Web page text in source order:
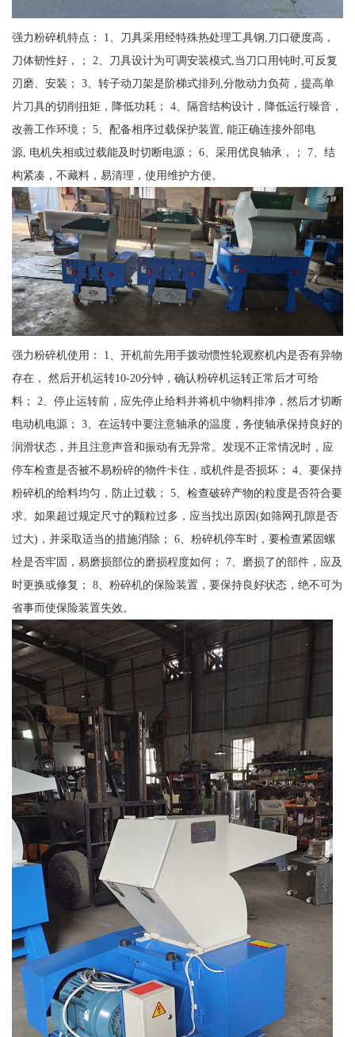
强力粉碎机特点： 1、刀具采用经特殊热处理工具钢,刀口硬度高，
刀体韧性好，； 2、刀具设计为可调安装模式,当刀口用钝时,可反复
刃磨、安装； 3、转子动刀架是阶梯式排列,分散动力负荷，提高单
片刀具的切削扭矩，降低功耗； 4、隔音结构设计，降低运行噪音，
改善工作环境； 5、配备相序过载保护装置, 能正确连接外部电
源, 电机失相或过载能及时切断电源； 6、采用优良轴承，； 7、结
构紧凑，不藏料，易清理，使用维护方便。
强力粉碎机使用： 1、开机前先用手拨动惯性轮观察机内是否有异物
存在， 然后开机运转10-20分钟，确认粉碎机运转正常后才可给
料； 2、停止运转前，应先停止给料并将机中物料排净，然后才切断
电动机电源； 3、在运转中要注意轴承的温度，务使轴承保持良好的
润滑状态，并且注意声音和振动有无异常。发现不正常情况时，应
停车检查是否被不易粉碎的物件卡住，或机件是否损坏； 4、要保持
粉碎机的给料均匀，防止过载； 5、检查破碎产物的粒度是否符合要
求。如果超过规定尺寸的颗粒过多，应当找出原因(如筛网孔隙是否
过大)，并采取适当的措施消除； 6、粉碎机停车时，要检查紧固螺
栓是否牢固，易磨损部位的磨损程度如何； 7、磨损了的部件，应及
时更换或修复； 8、粉碎机的保险装置，要保持良好状态，绝不可为
省事而使保险装置失效。